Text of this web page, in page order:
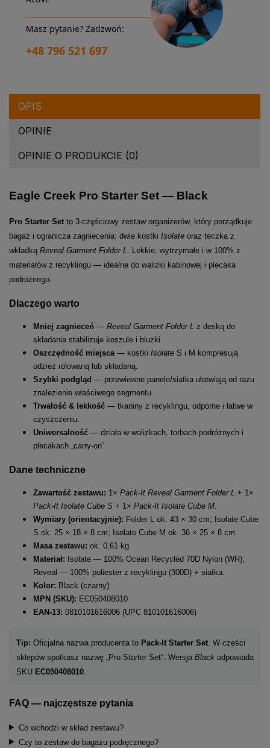
Masz pytanie? Zadzwoń:
+48 796 521 697
OPIS
OPINIE
OPINIE O PRODUKCIE (0)
Eagle Creek Pro Starter Set — Black
Pro Starter Set to 3-częściowy zestaw organizerów, który porządkuje
bagaż i ogranicza zagniecenia: dwie kostki Isolate oraz teczka z
wkładką Reveal Garment Folder L. Lekkie, wytrzymałe i w 100% z
materiałów z recyklingu — idealne do walizki kabinowej i plecaka
podróżnego.
Dlaczego warto
Mniej zagnieceń — Reveal Garment Folder L z deską do
składania stabilizuje koszule i bluzki.
Oszczędność miejsca— kostki Isolate S i M kompresują
odzież rolowaną lub składaną.
Szybki podgląd — przewiewne panele/siatka ułatwiają od razu
znalezienie właściwego segmentu.
Trwałość & lekkość — tkaniny z recyklingu, odporne i łatwe w
czyszczeniu.
Uniwersalność — działa w walizkach, torbach podróżnych i
plecakach „carry-on”.
Dane techniczne
Zawartość zestawu: 1× Pack-It Reveal Garment Folder L + 1×
Pack-It Isolate Cube S + 1× Pack-It Isolate Cube M.
Wymiary (orientacyjnie): Folder L ok. 43 × 30 cm; Isolate Cube
S ok. 25 × 18 × 8 cm; Isolate Cube M ok. 36 × 25 × 8 cm.
Masa zestawu: ok. 0,61 kg
Materiał: Isolate — 100% Ocean Recycled 70D Nylon (WR);
Reveal — 100% poliester z recyklingu (300D) + siatka.
Kolor: Black (czarny)
MPN (SKU): EC050408010
EAN-13: 0810101616006 (UPC 810101616006)
Tip: Oficjalna nazwa producenta to Pack-It Starter Set. W części
sklepów spotkasz nazwę „Pro Starter Set”. Wersja Black odpowiada
SKU EC050408010.
FAQ — najczęstsze pytania
Co wchodzi w skład zestawu?
Czy to zestaw do bagażu podręcznego?